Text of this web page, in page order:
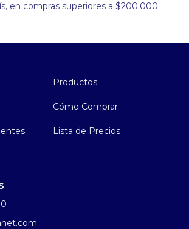
en compras superiores a $200.000
Productos
Cómo Comprar
Lista de Precios